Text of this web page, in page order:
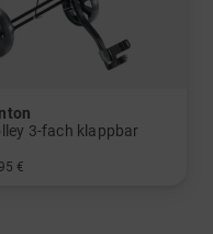
3-fach klappbar
€